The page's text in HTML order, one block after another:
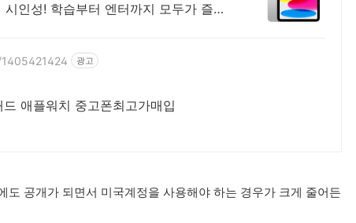
인성! 학습부터 엔터까지 모두가 즐길
광고
애플워치 중고폰최고가매입
공개가 되면서 미국계정을 사용해야 하는 경우가 크게 줄어든